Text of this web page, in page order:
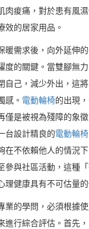
肉痠痛，對於患有風
效的居家用品。
暖需求後，向外延伸
度的關鍵。當雙腳無
自己，減少外出，這
感。 電動輪椅的出現
僅是被視為殘障的象
台設計精良的電動輪椅
在不依賴他人的情況
參與社區活動，這種
理健康具有不可估量的
業的學問，必須根據
進行綜合評估。首先